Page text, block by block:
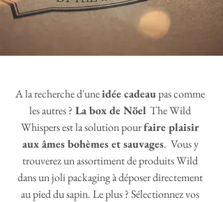
A la recherche d'uneidée cadeaupas comme
les autres ? La box de Nöel The Wild
Whispers est la solution pourfaire plaisir
aux âmes bohèmes et sauvages. Vous y
trouverez un assortiment de produits Wild
dans un joli packaging à déposer directement
au pied du sapin. Le plus ? Sélectionnez vos